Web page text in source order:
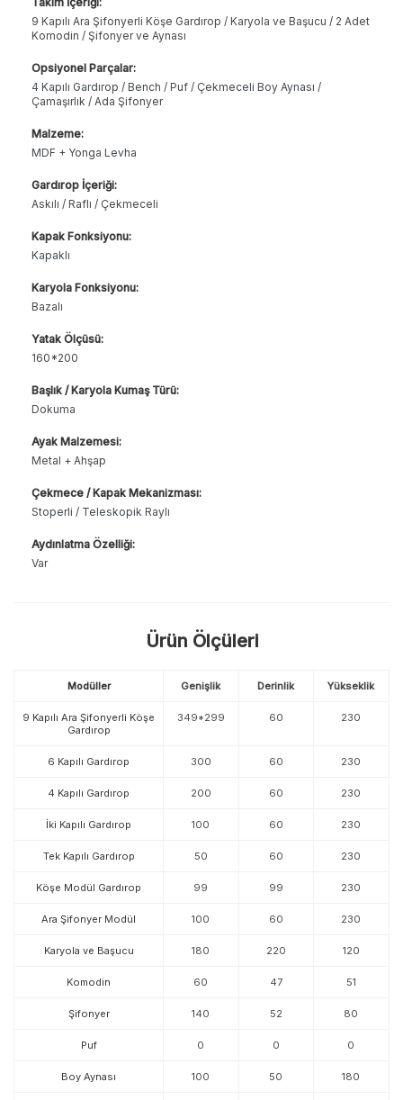
9 Kapılı Ara Şifonyerli Köşe Gardırop / Karyola ve Başucu / 2 Adet
Komodin / Şifonyer ve Aynası
Opsiyonel Parçalar:
4 Kapılı Gardırop / Bench / Puf / Çekmeceli Boy Aynası /
Çamaşırlık / Ada Şifonyer
Malzeme:
MDF + Yonga Levha
Gardırop İçeriği:
Askılı / Raflı / Çekmeceli
Kapak Fonksiyonu:
Kapaklı
Karyola Fonksiyonu:
Bazalı
Yatak Ölçüsü:
160*200
Başlık / Karyola Kumaş Türü:
Dokuma
Ayak Malzemesi:
Metal + Ahşap
Çekmece / Kapak Mekanizması:
Stoperli / Teleskopik Raylı
Aydınlatma Özelliği:
Var
Ürün Ölçüleri
Modüller Genişlik Derinlik Yükseklik
9 Kapılı Ara Şifonyerli Köşe
Gardırop
349*299 60 230
6 Kapılı Gardırop 300 60 230
4 Kapılı Gardırop 200 60 230
İki Kapılı Gardırop 100 60 230
Tek Kapılı Gardırop 50 60 230
Köşe Modül Gardırop 99 99 230
Ara Şifonyer Modül 100 60 230
Karyola ve Başucu 180 220 120
Komodin 60 47 51
Şifonyer 140 52 80
Puf 0 0 0
Boy Aynası 100 50 180